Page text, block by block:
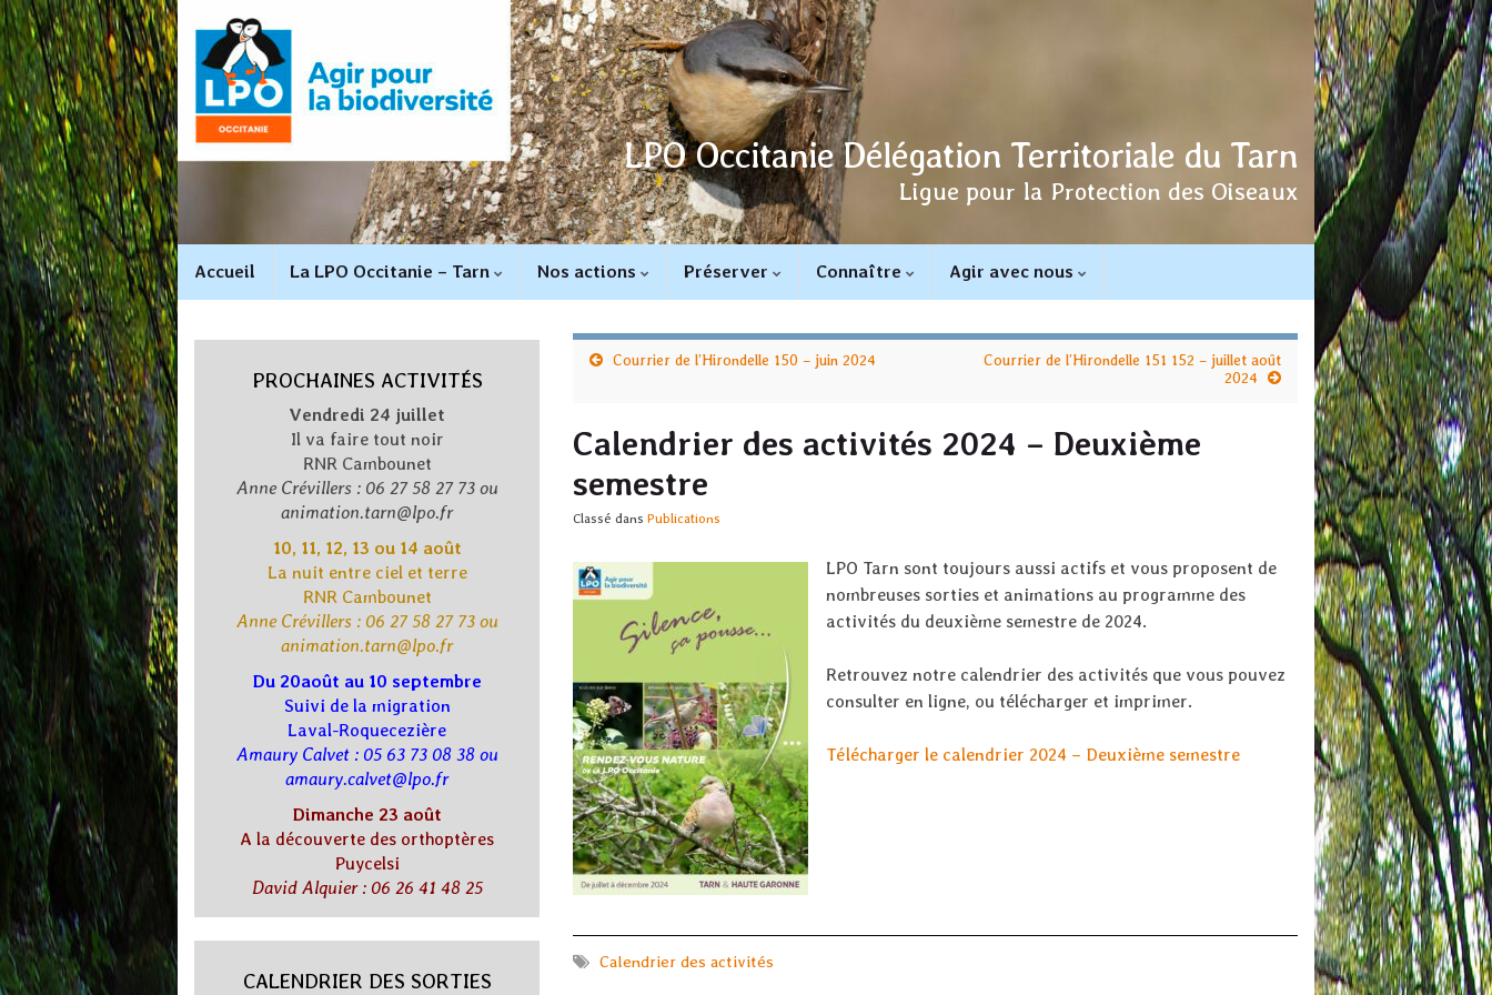
LPO Occitanie Délégation Territoriale du Tarn
Ligue pour la Protection des Oiseaux
Accueil La LPO Occitanie – Tarn Nos actions Préserver Connaître Agir avec nous
Courrier de l’Hirondelle 150 – juin 2024
Courrier de l’Hirondelle 151 152 – juillet août
2024
Calendrier des activités 2024 – Deuxième
semestre
Classé dansPublications
LPO Tarn sont toujours aussi actifs et vous proposent de
nombreuses sorties et animations au programme des
activités du deuxième semestre de 2024.
Retrouvez notre calendrier des activités que vous pouvez
consulter en ligne, ou télécharger et imprimer.
Télécharger le calendrier 2024 – Deuxième semestre
Calendrier des activités
PROCHAINES ACTIVITÉS
Vendredi 24 juillet
Il va faire tout noir
RNR Cambounet
Anne Crévillers : 06 27 58 27 73 ou
animation.tarn@lpo.fr
10, 11, 12, 13 ou 14 août
La nuit entre ciel et terre
RNR Cambounet
Anne Crévillers : 06 27 58 27 73 ou
animation.tarn@lpo.fr
Du 20août au 10 septembre
Suivi de la migration
Laval-Roquecezière
Amaury Calvet : 05 63 73 08 38 ou
amaury.calvet@lpo.fr
Dimanche 23 août
A la découverte des orthoptères
Puycelsi
David Alquier : 06 26 41 48 25
CALENDRIER DES SORTIES